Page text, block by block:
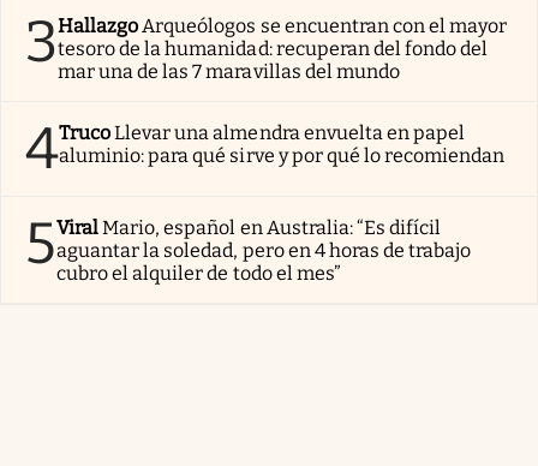
3HallazgoArqueólogos se encuentran con el mayor
tesoro de la humanidad: recuperan del fondo del
mar una de las 7 maravillas del mundo
4TrucoLlevar una almendra envuelta en papel
aluminio: para qué sirve y por qué lo recomiendan
5ViralMario, español en Australia: “Es difícil
aguantar la soledad, pero en 4 horas de trabajo
cubro el alquiler de todo el mes”